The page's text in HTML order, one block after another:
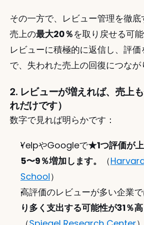
その一方で、レビュー管理を徹
売上の最大20％を取り戻せる可
レビューに積極的に返信し、評価
で、失われた売上の回復につなが
2. レビューが増えれば、売上
れだけです）
数字で見れば明らかです：
YelpやGoogleで★1つ評価が
5〜9％増加します。
（
School）
高評価のレビューが多い企業
り多く支出する可能性が31％高